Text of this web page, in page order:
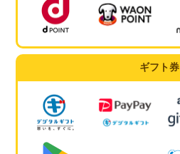
ギフト券